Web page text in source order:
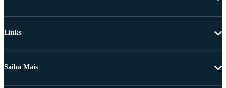
Links
Saiba Mais